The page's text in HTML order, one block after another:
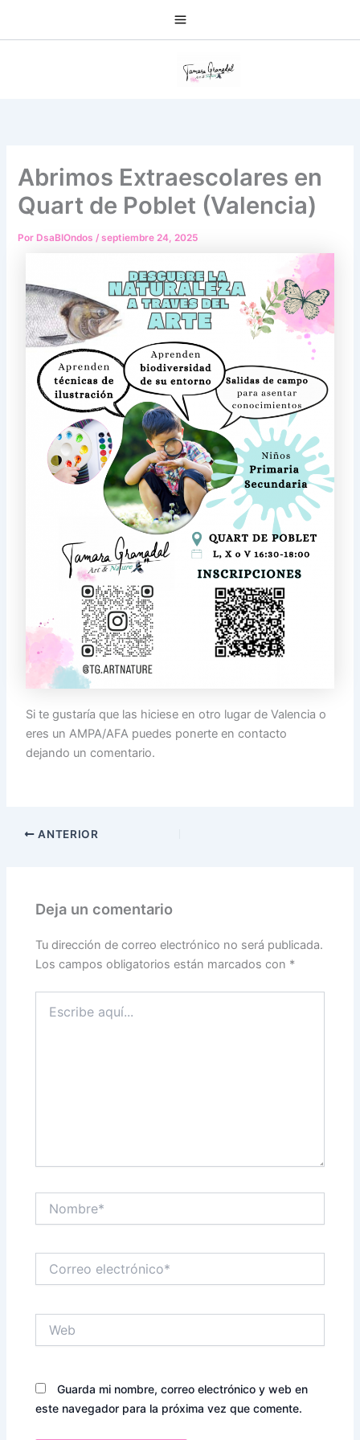
Main
Menu
Abrimos Extraescolares en
Quart de Poblet (Valencia)
Por DsaBIOndos/septiembre 24, 2025
Si te gustaría que las hiciese en otro lugar de Valencia o
eres un AMPA/AFA puedes ponerte en contacto
dejando un comentario.
ANTERIOR
Deja un comentario
Tu dirección de correo electrónico no será publicada.
Los campos obligatorios están marcados con *
aquí...
electrónico*
Guarda mi nombre, correo electrónico y web en
este navegador para la próxima vez que comente.